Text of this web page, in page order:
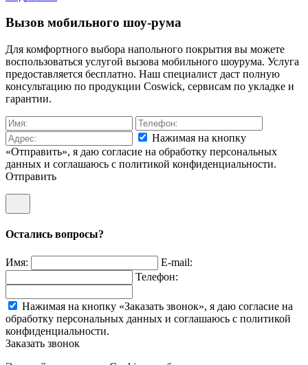
Вызов мобильного шоу-рума
Для комфортного выбора напольного покрытия вы можете
воспользоваться услугой вызова мобильного шоурума. Услуга
предоставляется бесплатно. Наш специалист даст полную
консультацию по продукции Coswick, сервисам по укладке и
гарантии.
Нажимая на кнопку
«Отправить», я даю согласие на обработку персональных
данных и соглашаюсь c политикой конфиденциальности.
Отправить
Остались вопросы?
Имя:
E-mail:
Телефон:
Нажимая на кнопку «Заказать звонок», я даю согласие на
обработку персональных данных и соглашаюсь c политикой
конфиденциальности.
Заказать звонок